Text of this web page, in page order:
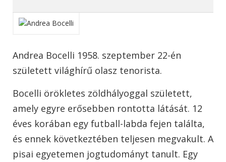
Andrea Bocelli 1958. szeptember 22-én
született világhírű olasz tenorista.
Bocelli örökletes zöldhályoggal született,
amely egyre erősebben rontotta látását. 12
éves korában egy futball-labda fejen találta,
és ennek következtében teljesen megvakult. A
pisai egyetemen jogtudományt tanult. Egy